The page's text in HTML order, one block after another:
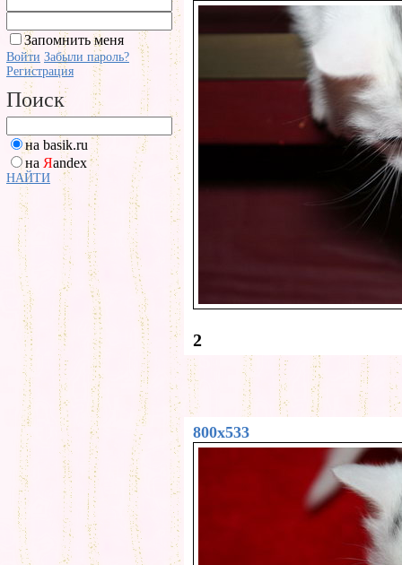
Запомнить меня
Войти Забыли пароль?
Регистрация
Поиск
на basik.ru
на Яandex
НАЙТИ
2
800x533